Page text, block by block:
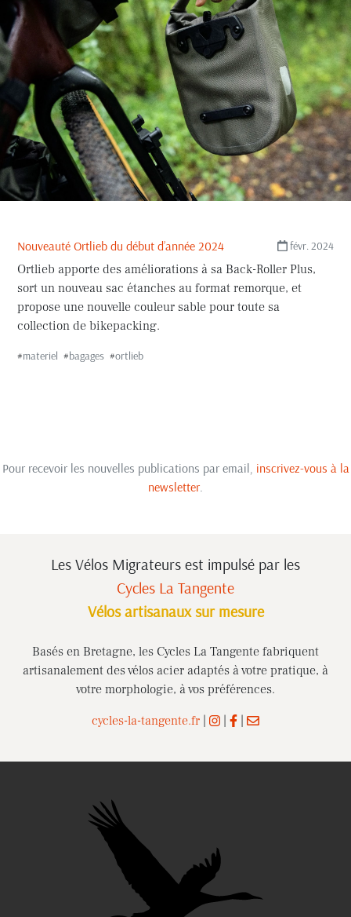
févr. 2024
Nouveauté Ortlieb du début d’année 2024
Ortlieb apporte des améliorations à sa Back-Roller Plus,
sort un nouveau sac étanches au format remorque, et
propose une nouvelle couleur sable pour toute sa
collection de bikepacking.
#materiel #bagages #ortlieb
Pour recevoir les nouvelles publications par email, inscrivez-vous à la
newsletter.
Les Vélos Migrateurs est impulsé par les
Cycles La Tangente
Vélos artisanaux sur mesure
Basés en Bretagne, les Cycles La Tangente fabriquent
artisanalement des vélos acier adaptés à votre pratique, à
votre morphologie, à vos préférences.
cycles-la-tangente.fr